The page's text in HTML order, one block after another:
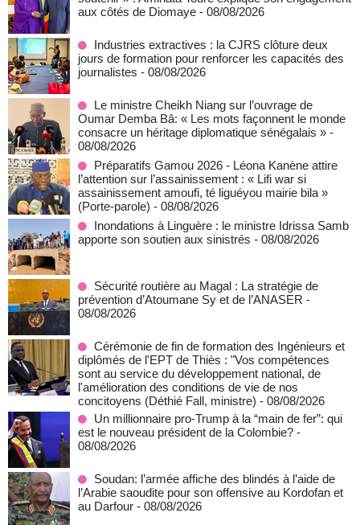
aux côtés de Diomaye - 08/08/2026
Industries extractives : la CJRS clôture deux
jours de formation pour renforcer les capacités des
journalistes - 08/08/2026
Le ministre Cheikh Niang sur l’ouvrage de
Oumar Demba Bâ: « Les mots façonnent le monde
consacre un héritage diplomatique sénégalais » -
08/08/2026
Préparatifs Gamou 2026 - Léona Kanène attire
l’attention sur l’assainissement : « Lifi war si
assainissement amoufi, té liguéyou mairie bila »
(Porte-parole) - 08/08/2026
Inondations à Linguère : le ministre Idrissa Samb
apporte son soutien aux sinistrés - 08/08/2026
Sécurité routière au Magal : La stratégie de
prévention d’Atoumane Sy et de l’ANASER -
08/08/2026
Cérémonie de fin de formation des Ingénieurs et
diplômés de l'EPT de Thiès : "Vos compétences
sont au service du développement national, de
l'amélioration des conditions de vie de nos
concitoyens (Déthié Fall, ministre) - 08/08/2026
Un millionnaire pro-Trump à la “main de fer”: qui
est le nouveau président de la Colombie? -
08/08/2026
Soudan: l’armée affiche des blindés à l’aide de
l’Arabie saoudite pour son offensive au Kordofan et
au Darfour - 08/08/2026